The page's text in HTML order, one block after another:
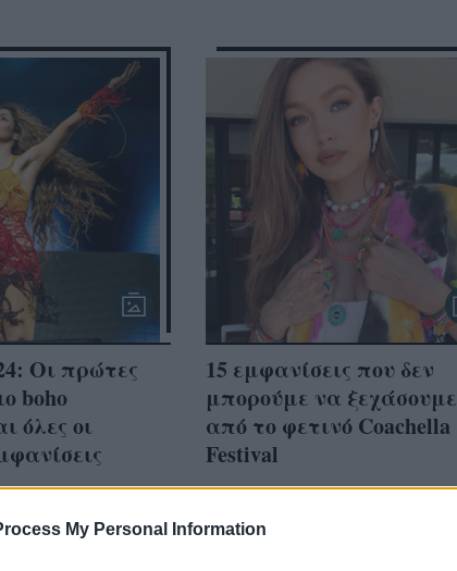
My Personal Information
Οι πρώτες
boho
όλες οι
15 εμφανίσεις που δεν
μπορούμε να ξεχάσουμε
από το φετινό Coachella
Festival